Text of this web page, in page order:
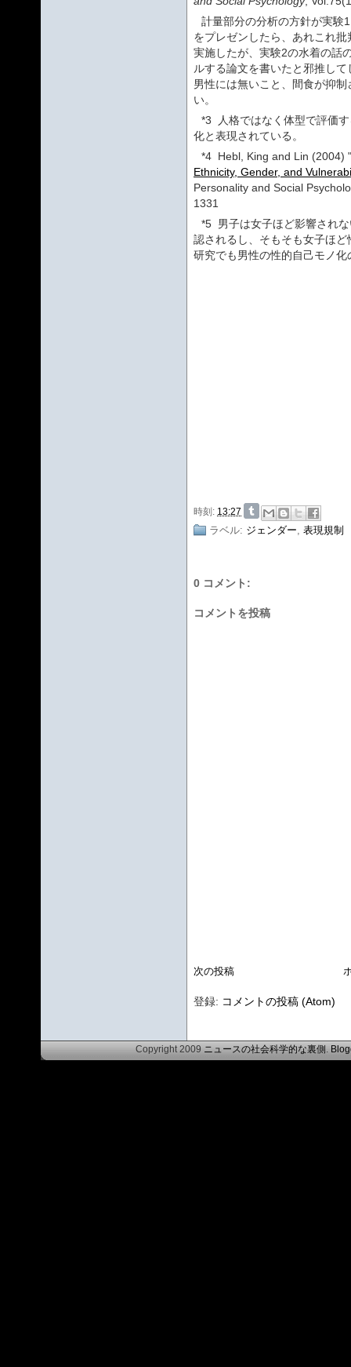
計量部分の分析の方針が実験
をプレゼンしたら、あれこれ
実施したが、実験2の水着の話
ルする論文を書いたと邪推し
男性には無いこと、間食が抑
い。
*3
人格ではなく体型で評価
化と表現されている。
*4 Hebl, King and Lin (2004) "
Ethnicity, Gender, and
Personality and Social
1331
*5 男子は女子ほど影響され
認されるし、そもそも女子ほ
研究でも男性の性的自己モノ
時刻: 13:27
ラベル: ジェンダー, 表現規制
0 コメント:
コメントを投稿
次の投稿
登録: コメントの投稿 (Atom)
Copyright 2009 ニュースの社会科学的な裏側.